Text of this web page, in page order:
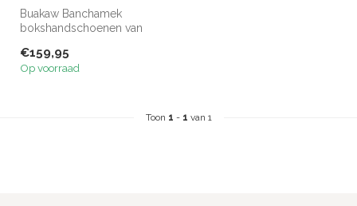
Buakaw Banchamek
bokshandschoenen van
uitstekende beschermin...
€159,95
Op voorraad
Toon 1 - 1 van 1